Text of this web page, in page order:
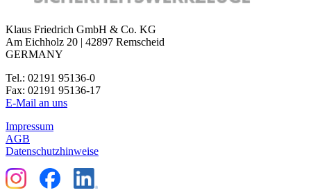
Klaus Friedrich GmbH & Co. KG
Am Eichholz 20 | 42897 Remscheid
GERMANY
Tel.: 02191 95136-0
Fax: 02191 95136-17
E-Mail an uns
Impressum
AGB
Datenschutzhinweise